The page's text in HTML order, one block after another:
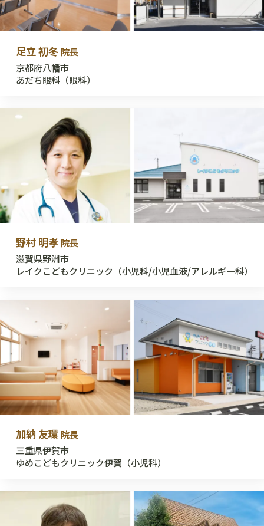
足立 初冬 院長
京都府八幡市
あだち眼科（眼科）
野村 明孝 院長
滋賀県野洲市
レイクこどもクリニック（小児科/小児血液/アレルギー科）
加納 友環 院長
三重県伊賀市
ゆめこどもクリニック伊賀（小児科）